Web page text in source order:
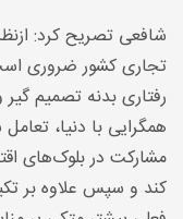
شافعی تصریح کرد:
تجاری کشور ضروری
رفتاری بدنه تصمیم
همگرایی با دنیا،
مشارکت در بلوک‌های
کند و سپس علاوه بر